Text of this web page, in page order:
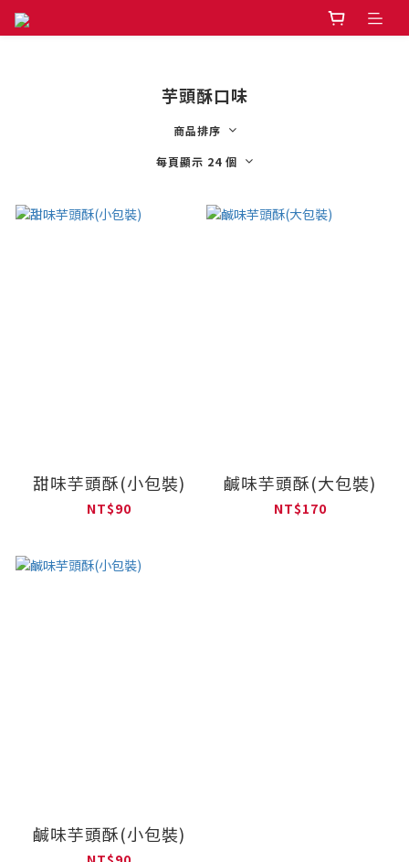
芋頭酥口味
商品排序
每頁顯示 24 個
甜味芋頭酥(小包裝)
NT$90
鹹味芋頭酥(大包裝)
NT$170
鹹味芋頭酥(小包裝)